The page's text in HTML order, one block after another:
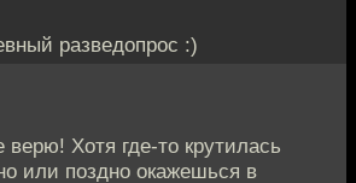
разведопрос :)
Хотя где-то крутилась
или поздно окажешься в